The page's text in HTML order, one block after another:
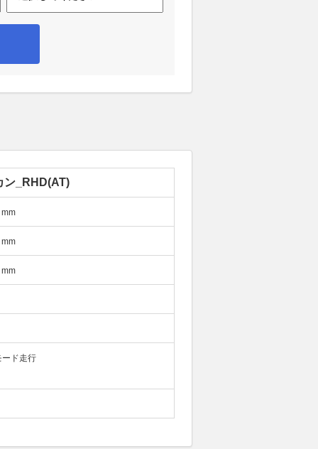
ン_RHD(AT)
mm
mm
mm
ード走行